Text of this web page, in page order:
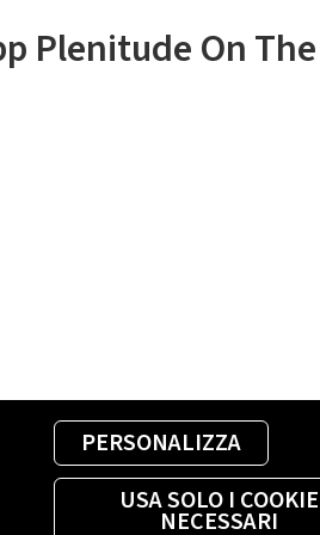
PERSONALIZZA
USA SOLO I COOKIE
NECESSARI
Plenitude On